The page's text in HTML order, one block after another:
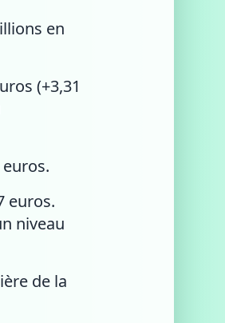
en
(+3,31
euros.
niveau
de la